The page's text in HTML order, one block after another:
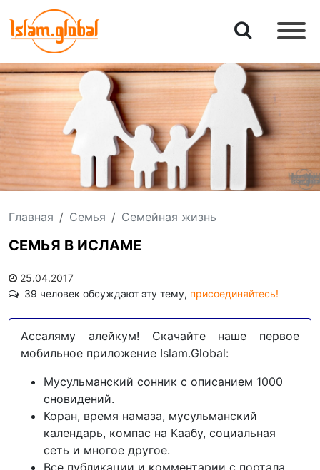
Главная Семья Семейная жизнь
СЕМЬЯ В ИСЛАМЕ
25.04.2017
39 человек обсуждают эту тему, присоединяйтесь!
Ассаляму алейкум! Скачайте наше первое
мобильное приложение Islam.Global:
Мусульманский сонник с описанием 1000
сновидений.
Коран, время намаза, мусульманский
календарь, компас на Каабу, социальная
сеть и многое другое.
Все публикации и комментарии с портала